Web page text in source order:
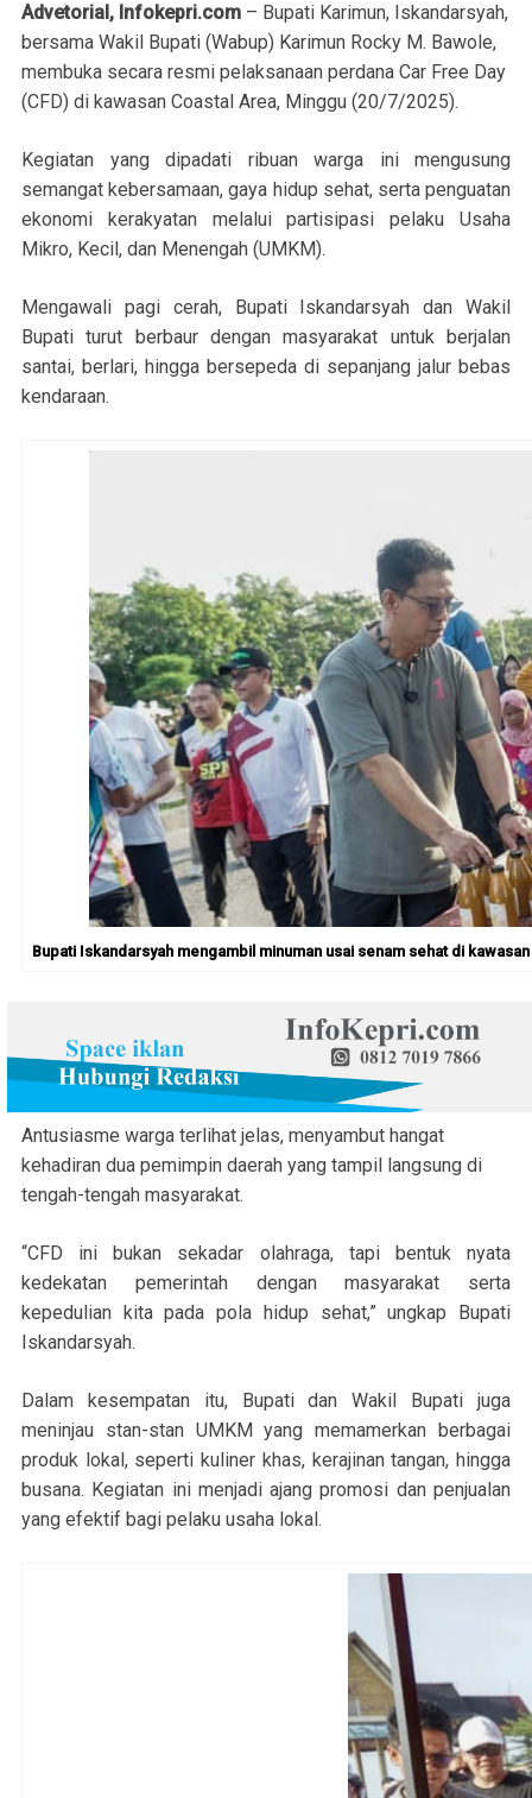
Advetorial, Infokepri.com – Bupati Karimun, Iskandarsyah,
bersama Wakil Bupati (Wabup) Karimun Rocky M. Bawole,
membuka secara resmi pelaksanaan perdana Car Free Day
(CFD) di kawasan Coastal Area, Minggu (20/7/2025).
Kegiatan yang dipadati ribuan warga ini mengusung
semangat kebersamaan, gaya hidup sehat, serta penguatan
ekonomi kerakyatan melalui partisipasi pelaku Usaha
Mikro, Kecil, dan Menengah (UMKM).
Mengawali pagi cerah, Bupati Iskandarsyah dan Wakil
Bupati turut berbaur dengan masyarakat untuk berjalan
santai, berlari, hingga bersepeda di sepanjang jalur bebas
kendaraan.
Bupati Iskandarsyah mengambil minuman usai senam sehat di
Antusiasme warga terlihat jelas, menyambut hangat
kehadiran dua pemimpin daerah yang tampil langsung di
tengah-tengah masyarakat.
“CFD ini bukan sekadar olahraga, tapi bentuk nyata
kedekatan pemerintah dengan masyarakat serta
kepedulian kita pada pola hidup sehat,” ungkap Bupati
Iskandarsyah.
Dalam kesempatan itu, Bupati dan Wakil Bupati juga
meninjau stan-stan UMKM yang memamerkan berbagai
produk lokal, seperti kuliner khas, kerajinan tangan, hingga
busana. Kegiatan ini menjadi ajang promosi dan penjualan
yang efektif bagi pelaku usaha lokal.